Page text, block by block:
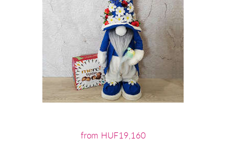
from HUF19,160